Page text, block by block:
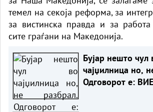
темел на секоја реформа, за
за вистинска правда и за
сите граѓани на Македонија.
Бујар нешто чул
чајџилница но,
Одговорот е: